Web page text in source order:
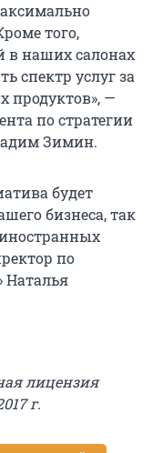
того,
в наших салонах
спектр услуг за
продуктов», —
по стратегии
Зимин.
будет
бизнеса, так
по
Наталья
лицензия
г.